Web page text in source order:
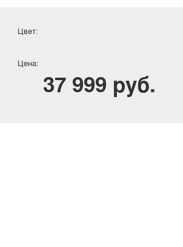
Цвет:
Цена:
37 999 руб.